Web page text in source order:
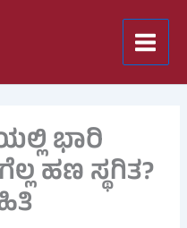
ಭಾರಿ
ಹಣ ಸ್ಥಗಿತ?